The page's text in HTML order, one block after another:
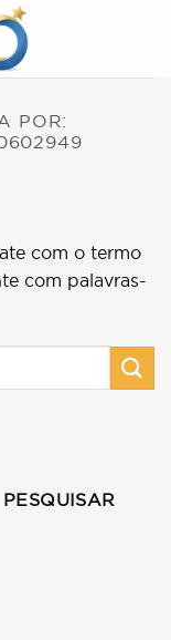
POR:
com o termo
com palavras-
PESQUISAR